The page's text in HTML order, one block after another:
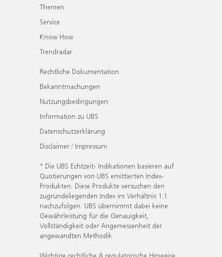
Themen
Service
Know How
Trendradar
Rechtliche Dokumentation
Bekanntmachungen
Nutzungsbedingungen
Information zu UBS
Datenschutzerklärung
Disclaimer / Impressum
* Die UBS Echtzeit- Indikationen basieren auf
Quotierungen von UBS emittierten Index-
Produkten. Diese Produkte versuchen den
zugrundeliegenden Index im Verhältnis 1:1
nachzufolgen. UBS übernimmt dabei keine
Gewährleistung für die Genauigkeit,
Vollständigkeit oder Angemessenheit der
angewandten Methodik.